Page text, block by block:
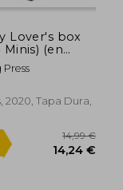
Lover's box
(en
Press
2020, Tapa Dura,